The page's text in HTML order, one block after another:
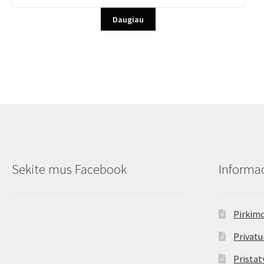
7,90€. 6,99€.
Daugiau
Sekite mus Facebook